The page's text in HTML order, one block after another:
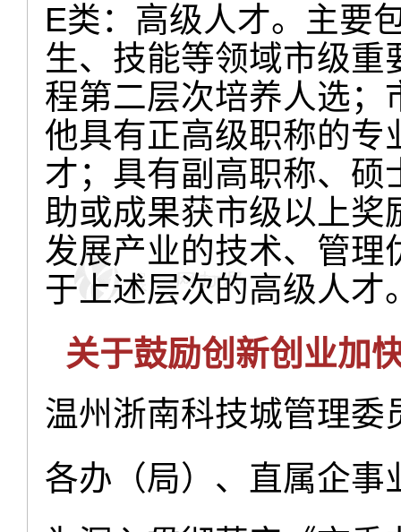
E类：高级人才。主要
生、技能等领域市级重
程第二层次培养人选；
他具有正高级职称的专
才；具有副高职称、硕
助或成果获市级以上奖
发展产业的技术、管理
于上述层次的高级人才
关于鼓励创新创业加
温州浙南科技城管理委
各办（局）、直属企事